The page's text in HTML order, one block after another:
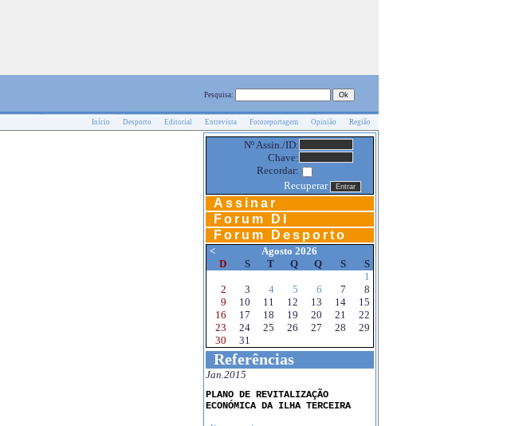
Pesquisa:
Início Desporto Editorial Entrevista Fotoreportagem Opinião Região
Nº Assin./ID:
Chave:
Recordar:
Recuperar
Assinar
Forum DI
Forum Desporto
<
Agosto 2026
D
S T Q Q S
S
1
2
3 4 5 6 7
8
9
10 11 12 13 14
15
16
17 18 19 20 21
22
23
24 25 26 27 28
29
30
31
Referências
Jan.2015
PLANO DE REVITALIZAÇÃO
ECONÓMICA DA ILHA TERCEIRA